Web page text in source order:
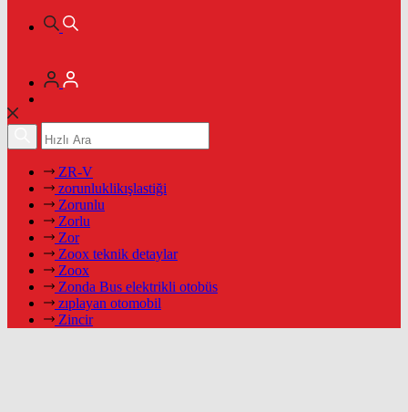
ZR-V
zorunluklikışlastiği
Zorunlu
Zorlu
Zor
Zoox teknik detaylar
Zoox
Zonda Bus elektrikli otobüs
zıplayan otomobil
Zincir